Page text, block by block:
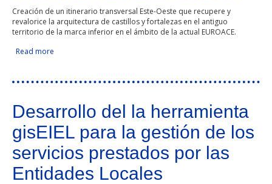
Creación de un itinerario transversal Este-Oeste que recupere y
revalorice la arquitectura de castillos y fortalezas en el antiguo
territorio de la marca inferior en el ámbito de la actual EUROACE.
Read more
Desarrollo del la herramienta
gisEIEL para la gestión de los
servicios prestados por las
Entidades Locales